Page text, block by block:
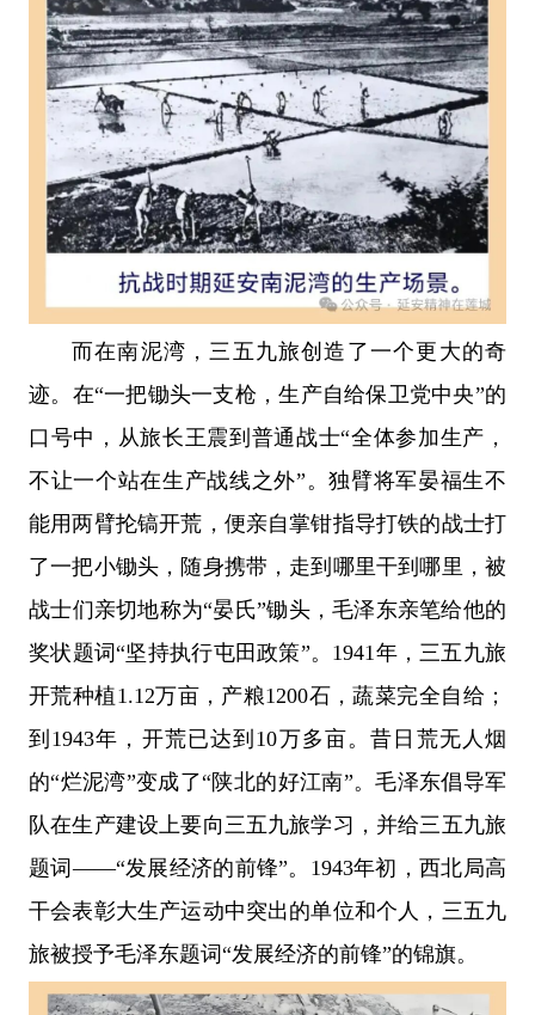
而在南泥湾，三五九旅创造了一个更大的奇
迹。在“一把锄头一支枪，生产自给保卫党中央”的
口号中，从旅长王震到普通战士“全体参加生产，
不让一个站在生产战线之外”。独臂将军晏福生不
能用两臂抡镐开荒，便亲自掌钳指导打铁的战士打
了一把小锄头，随身携带，走到哪里干到哪里，被
战士们亲切地称为“晏氏”锄头，毛泽东亲笔给他的
奖状题词“坚持执行屯田政策”。1941年，三五九旅
开荒种植1.12万亩，产粮1200石，蔬菜完全自给；
到1943年，开荒已达到10万多亩。昔日荒无人烟
的“烂泥湾”变成了“陕北的好江南”。毛泽东倡导军
队在生产建设上要向三五九旅学习，并给三五九旅
题词——“发展经济的前锋”。1943年初，西北局高
干会表彰大生产运动中突出的单位和个人，三五九
旅被授予毛泽东题词“发展经济的前锋”的锦旗。